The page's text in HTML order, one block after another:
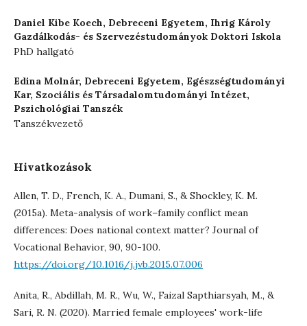
Daniel Kibe Koech, Debreceni Egyetem, Ihrig Károly
Gazdálkodás- és Szervezéstudományok Doktori Iskola
PhD hallgató
Edina Molnár, Debreceni Egyetem, Egészségtudományi
Kar, Szociális és Társadalomtudományi Intézet,
Pszichológiai Tanszék
Tanszékvezető
Hivatkozások
Allen, T. D., French, K. A., Dumani, S., & Shockley, K. M.
(2015a). Meta-analysis of work–family conflict mean
differences: Does national context matter? Journal of
Vocational Behavior, 90, 90-100.
https://doi.org/10.1016/j.jvb.2015.07.006
Anita, R., Abdillah, M. R., Wu, W., Faizal Sapthiarsyah, M., &
Sari, R. N. (2020). Married female employees' work-life